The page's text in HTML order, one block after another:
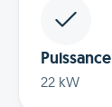
Puissance
22 kW